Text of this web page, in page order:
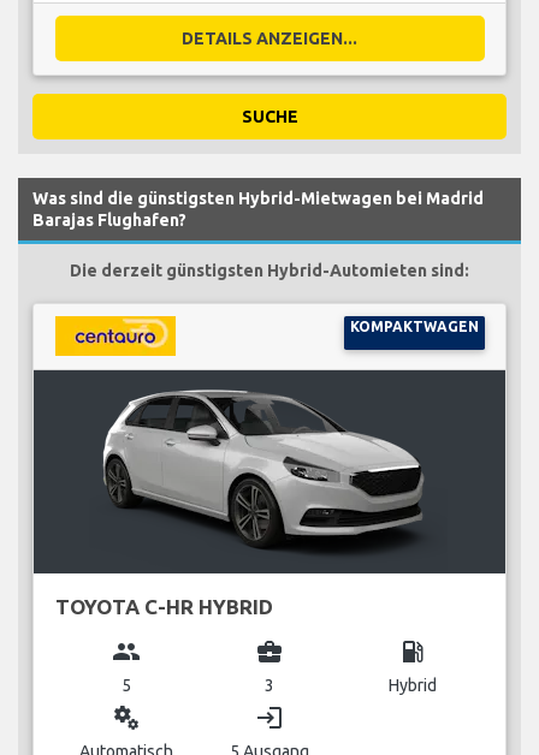
DETAILS ANZEIGEN...
SUCHE
Was sind die günstigsten Hybrid-Mietwagen bei Madrid
Barajas Flughafen?
Die derzeit günstigsten Hybrid-Automieten sind:
KOMPAKTWAGEN
TOYOTA C-HR HYBRID
group
5
business_center
3
local_gas_station
Hybrid
miscellaneous_services
Automatisch
login
5 Ausgang